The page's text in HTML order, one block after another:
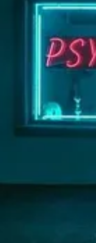
escuchando a una
deje de sonar a